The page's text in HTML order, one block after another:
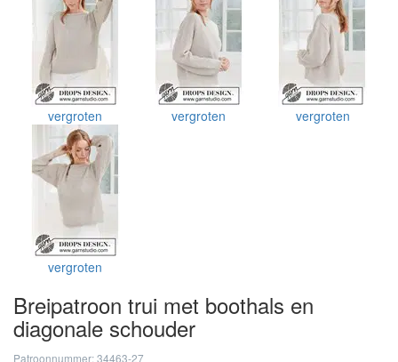
vergroten vergroten vergroten
vergroten
Breipatroon trui met boothals en
diagonale schouder
Patroonnummer: 34463-27